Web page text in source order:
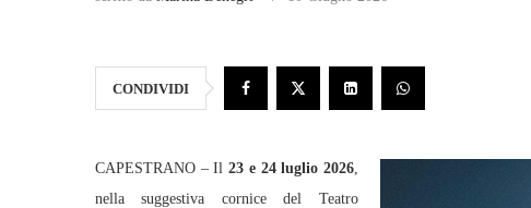
CONDIVIDI
CAPESTRANO – Il23 e 24 luglio 2026,
nella suggestiva cornice del Teatro